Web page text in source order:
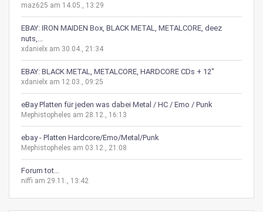
maz625 am 14.05., 13:29
EBAY: IRON MAIDEN Box, BLACK METAL, METALCORE, deez
nuts,...
xdanielx am 30.04., 21:34
EBAY: BLACK METAL, METALCORE, HARDCORE CDs + 12"
xdanielx am 12.03., 09:25
eBay Platten für jeden was dabei Metal / HC / Emo / Punk
Mephistopheles am 28.12., 16:13
ebay - Platten Hardcore/Emo/Metal/Punk
Mephistopheles am 03.12., 21:08
Forum tot...
niffi am 29.11., 13:42